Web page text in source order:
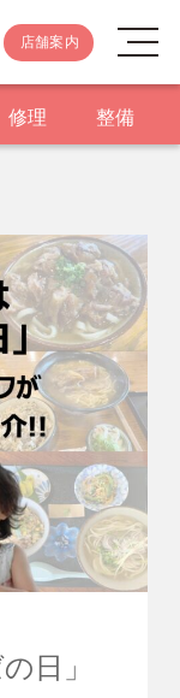
店舗案内
修理 整備
日」